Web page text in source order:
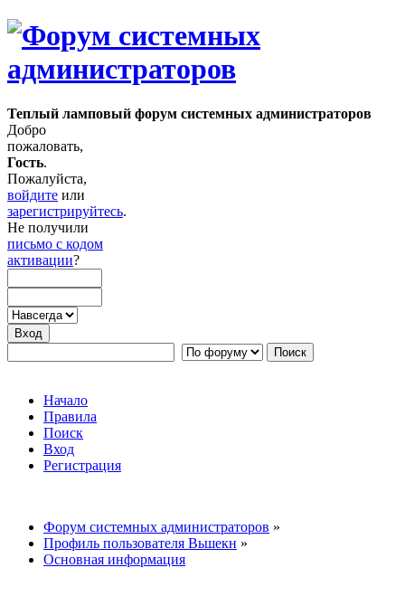
Теплый ламповый форум системных администраторов
Добро
пожаловать,
Гость.
Пожалуйста,
войдите или
зарегистрируйтесь.
Не получили
письмо с кодом
активации?
Начало
Правила
Поиск
Вход
Регистрация
Форум системных администраторов »
Профиль пользователя Вьшекн »
Основная информация